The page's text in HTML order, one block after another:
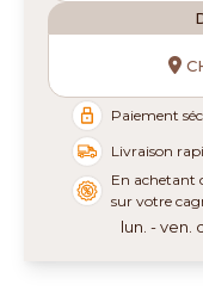
Paiement
Livraison
En achetant
sur votre
lun. - ven.